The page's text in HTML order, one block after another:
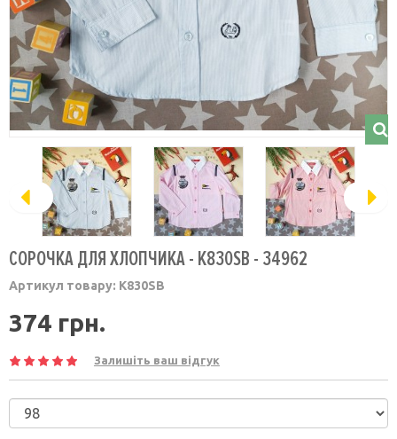
СОРОЧКА ДЛЯ ХЛОПЧИКА - K830SB - 34962
Артикул товару: K830SB
374 грн.
Залишіть ваш відгук